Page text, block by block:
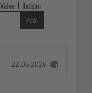
Video İletişim
Ara
22.05.2026